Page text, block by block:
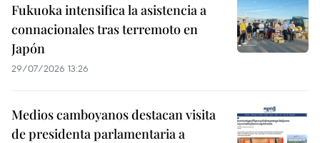
Fukuoka intensifica la asistencia a
connacionales tras terremoto en
Japón
29/07/2026 13:26
Medios camboyanos destacan visita
de presidenta parlamentaria a